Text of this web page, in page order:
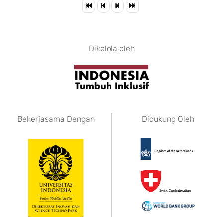
Dikelola oleh
Bekerjasama Dengan Didukung Oleh